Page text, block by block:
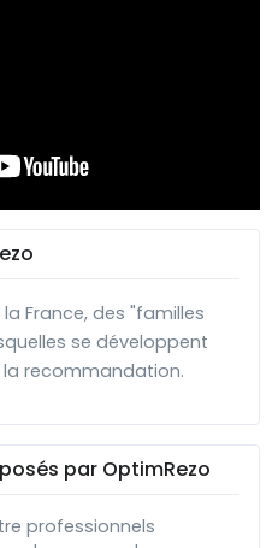
France, des "familles
se développent
la recommandation.
par OptimRezo
professionnels